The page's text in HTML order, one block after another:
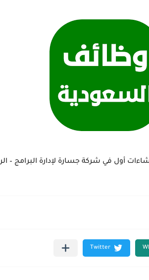
أول في شركة جسارة لإدارة البرامج –